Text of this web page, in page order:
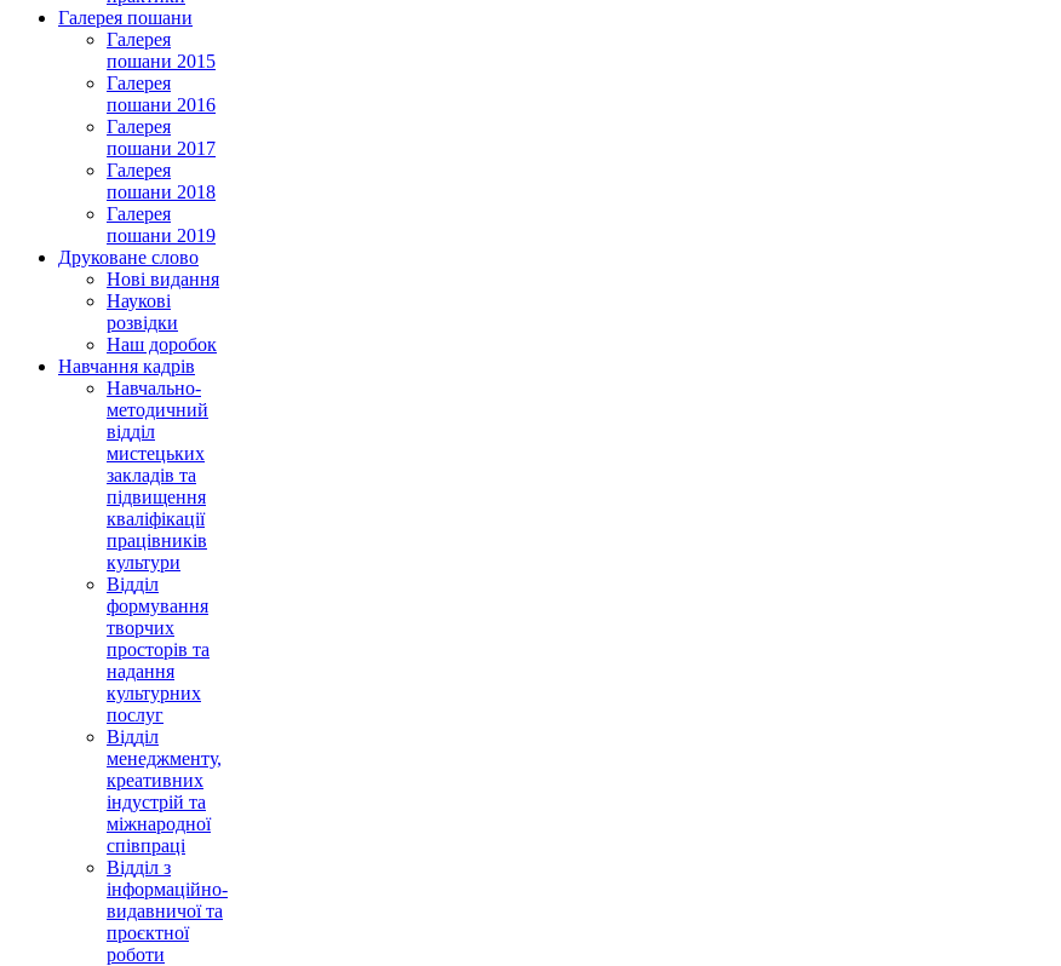
Галерея пошани
Галерея
пошани 2015
Галерея
пошани 2016
Галерея
пошани 2017
Галерея
пошани 2018
Галерея
пошани 2019
Друковане слово
Нові видання
Наукові
розвідки
Наш доробок
Навчання кадрів
Навчально-
методичний
відділ
мистецьких
закладів та
підвищення
кваліфікації
працівників
культури
Відділ
формування
творчих
просторів та
надання
культурних
послуг
Відділ
менеджменту,
креативних
індустрій та
міжнародної
співпраці
Відділ з
інформаційно-
видавничої та
проєктної
роботи